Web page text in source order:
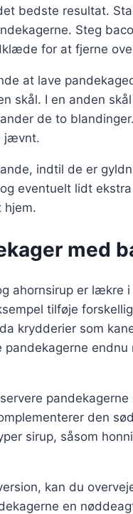
bedste resultat.
Steg
for at fjerne
at lave
skål. I en anden
de to
jævnt.
indtil de er
eventuelt lidt
hjem.
med
ahornsirup er lækre
tilføje
krydderier som
pandekagerne
den
sirup, såsom
kan du
en